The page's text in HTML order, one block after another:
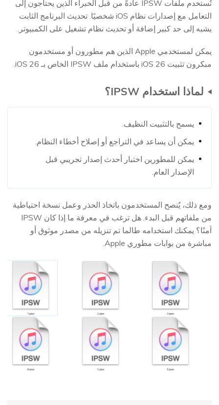
تُستخدم ملفات IPSW عادةً من قبل الخبراء الذين يحتاجون إلى
التعامل مع إصدارات نظام iOS شخصيًا. تحديث البرنامج الثابت
يشبه إلى حد كبير إضافة أو تحديث نظام تشغيل على الكمبيوتر.
يمكن لمستخدمي Apple الذين هم مطورون أو مستخدمون
مبكرون تثبيت iOS 26 باستخدام ملف IPSW الخاص بـ iOS 26.
لماذا استخدام IPSW؟
يسمح بالتثبيت النظيف.
يمكن أن يساعد في التراجع أو إصلاح أخطاء النظام.
يمكن للمطورين اختبار أحدث إصدار تجريبي قبل
الإصدار العام.
ومع ذلك، يُنصح المستخدمون باتخاذ الحذر وعمل نسخة احتياطية
من ملفاتهم قبل البدء. هل ترغب في معرفة ما إذا كان IPSW
آمنًا؟ يمكنك استخدامه طالما تم تنزيله من مصدر موثوق أو
مباشرة من بوابات مطوري Apple.